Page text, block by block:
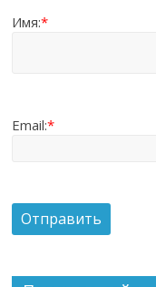
Имя:*
Email:*